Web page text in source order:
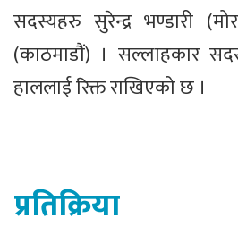
सदस्यहरु सुरेन्द्र भण्डारी
(काठमाडौं) । सल्लाहकार
हाललाई रिक्त राखिएको छ ।
प्रतिक्रिया